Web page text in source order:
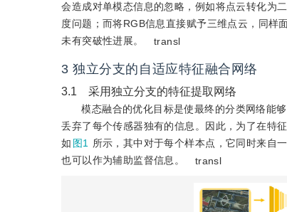
会造成对单模态信息的忽略，例如将点云转化为
度问题；而将RGB信息直接赋予三维点云，同样
未有突破性进展。
transl
3 独立分支的自适应特征融合网络
3.1 采用独立分支的特征提取网络
模态融合的优化目标是使最终的分类网络能
丢弃了每个传感器独有的信息。因此，为了在特
如 图1
所示，其中对于每个样本点，它同时来自
也可以作为辅助监督信息。
transl